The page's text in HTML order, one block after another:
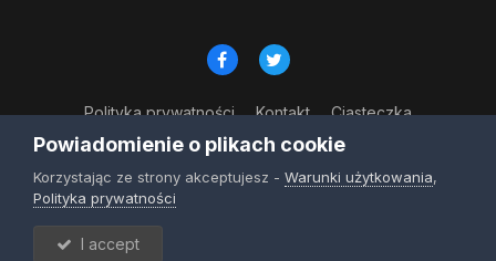
Polityka prywatności Kontakt Ciasteczka
© Copyright 2023
Powered by Invision Community
Powiadomienie o plikach cookie
Korzystając ze strony akceptujesz - Warunki użytkowania,
Polityka prywatności
I accept